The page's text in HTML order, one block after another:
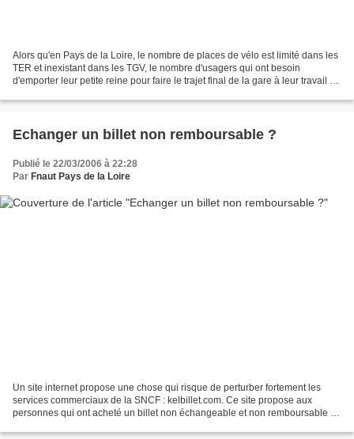
Alors qu'en Pays de la Loire, le nombre de places de vélo est limité dans les
TER et inexistant dans les TGV, le nombre d'usagers qui ont besoin
d'emporter leur petite reine pour faire le trajet final de la gare à leur travail ou
Echanger un billet non remboursable ?
Publié le 22/03/2006 à 22:28
Par Fnaut Pays de la Loire
Un site internet propose une chose qui risque de perturber fortement les
services commerciaux de la SNCF : kelbillet.com. Ce site propose aux
personnes qui ont acheté un billet non échangeable et non remboursable de